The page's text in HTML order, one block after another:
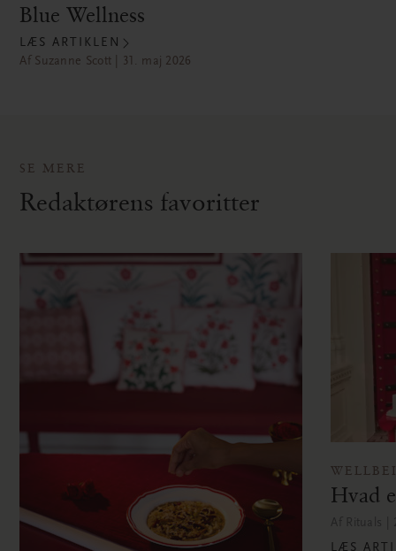
Blue Wellness
LÆS ARTIKLEN
Af Suzanne Scott | 31. maj 2026
SE MERE
Redaktørens favoritter
Hvad
LÆS